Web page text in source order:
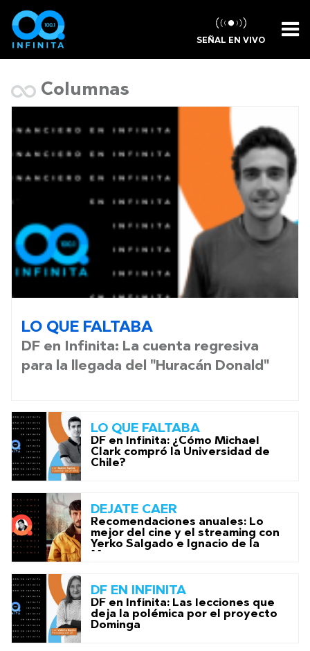
SEÑAL EN VIVO
Columnas
LO QUE FALTABA
DF en Infinita: La cuenta regresiva
para la llegada del "Huracán Donald"
LO QUE FALTABA
DF en Infinita: ¿Cómo Michael
Clark compró la Universidad de
Chile?
DEJATE CAER
Recomendaciones anuales: Lo
mejor del cine y el streaming con
Yerko Salgado e Ignacio de la
DF EN INFINITA
DF en Infinita: Las lecciones que
deja la polémica por el proyecto
Dominga